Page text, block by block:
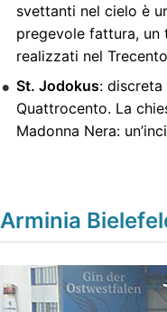
svettanti nel cielo è
pregevole fattura,
realizzati nel
St. Jodokus: discreta
Quattrocento. La
Madonna Nera:
Arminia